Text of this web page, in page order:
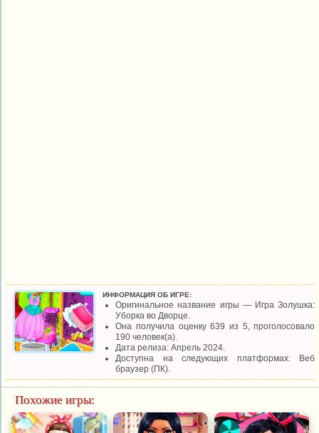
ИНФОРМАЦИЯ ОБ ИГРЕ:
Оригинальное название игры — Игра Золушка:
Уборка во Дворце.
Она получила оценку 639 из 5, проголосовало
190 человек(а).
Дата релиза: Апрель 2024.
Доступна на следующих платформах: Веб
браузер (ПК).
Похожие игры: